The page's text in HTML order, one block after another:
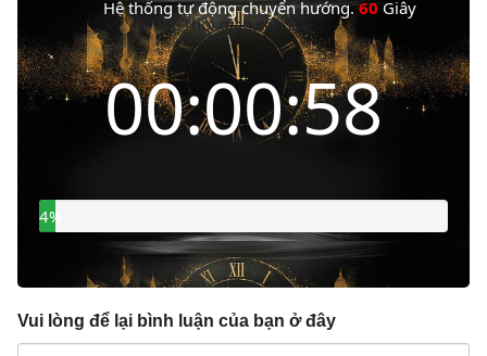
Hệ thống tự động chuyển hướng.60 Giây
Thời gian còn lại
00:00:57
5%
Vui lòng để lại bình luận của bạn ở đây